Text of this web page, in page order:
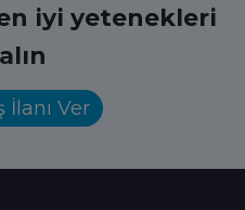
iyi yetenekleri
İlanı Ver